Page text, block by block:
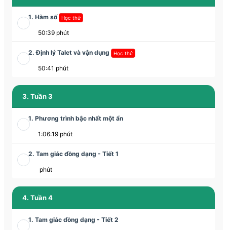
1. Hàm số Học thử
50:39 phút
2. Định lý Talet và vận dụng Học thử
50:41 phút
3. Tuần 3
1. Phương trình bậc nhất một ẩn
1:06:19 phút
2. Tam giác đồng dạng - Tiết 1
phút
4. Tuần 4
1. Tam giác đồng dạng - Tiết 2